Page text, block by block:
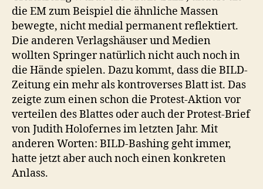
die EM zum Beispiel die ähnliche Massen
bewegte, nicht medial permanent reflektiert.
Die anderen Verlagshäuser und Medien
wollten Springer natürlich nicht auch noch in
die Hände spielen. Dazu kommt, dass die BILD-
Zeitung ein mehr als kontroverses Blatt ist. Das
zeigte zum einen schon die Protest-Aktion vor
verteilen des Blattes oder auch der Protest-Brief
von Judith Holofernes im letzten Jahr. Mit
anderen Worten: BILD-Bashing geht immer,
hatte jetzt aber auch noch einen konkreten
Anlass.